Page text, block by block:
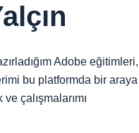
Adobe eğitimleri,
bu platformda bir araya
çalışmalarımı